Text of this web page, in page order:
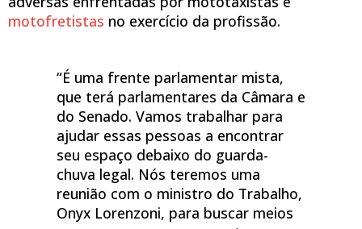
motofretistas no exercício da profissão.
“É uma frente parlamentar mista,
que terá parlamentares da Câmara e
do Senado. Vamos trabalhar para
ajudar essas pessoas a encontrar
seu espaço debaixo do guarda-
chuva legal. Nós teremos uma
reunião com o ministro do Trabalho,
Onyx Lorenzoni, para buscar meios